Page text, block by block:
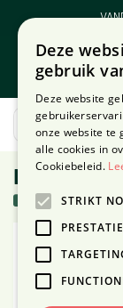
3 stuks in
Deze
gebruik
Deze website
onze website te
alle cookies in
Cookiebeleid.
STRIKT
PRESTATIE